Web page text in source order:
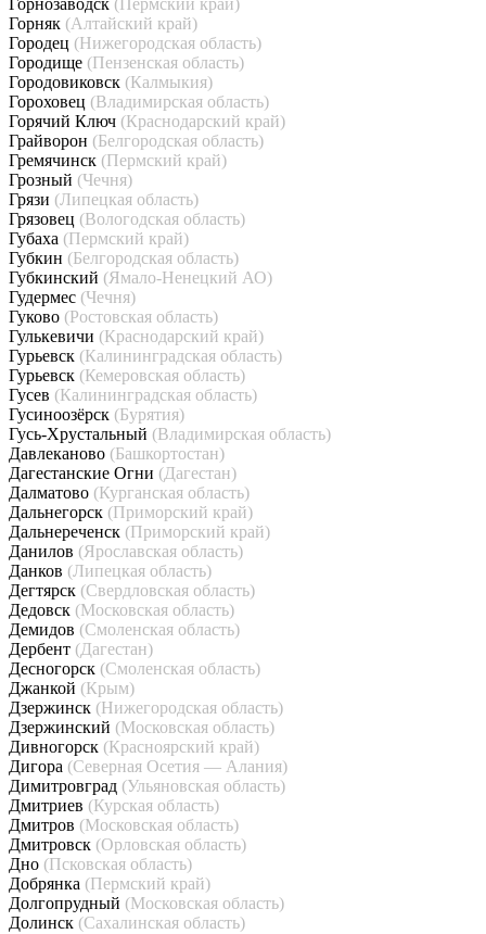
Горнозаводск (Пермский край)
Горняк (Алтайский край)
Городец (Нижегородская область)
Городище (Пензенская область)
Городовиковск (Калмыкия)
Гороховец (Владимирская область)
Горячий Ключ (Краснодарский край)
Грайворон (Белгородская область)
Гремячинск (Пермский край)
Грозный (Чечня)
Грязи (Липецкая область)
Грязовец (Вологодская область)
Губаха (Пермский край)
Губкин (Белгородская область)
Губкинский (Ямало-Ненецкий АО)
Гудермес (Чечня)
Гуково (Ростовская область)
Гулькевичи (Краснодарский край)
Гурьевск (Калининградская область)
Гурьевск (Кемеровская область)
Гусев (Калининградская область)
Гусиноозёрск (Бурятия)
Гусь-Хрустальный (Владимирская область)
Давлеканово (Башкортостан)
Дагестанские Огни (Дагестан)
Далматово (Курганская область)
Дальнегорск (Приморский край)
Дальнереченск (Приморский край)
Данилов (Ярославская область)
Данков (Липецкая область)
Дегтярск (Свердловская область)
Дедовск (Московская область)
Демидов (Смоленская область)
Дербент (Дагестан)
Десногорск (Смоленская область)
Джанкой (Крым)
Дзержинск (Нижегородская область)
Дзержинский (Московская область)
Дивногорск (Красноярский край)
Дигора (Северная Осетия — Алания)
Димитровград (Ульяновская область)
Дмитриев (Курская область)
Дмитров (Московская область)
Дмитровск (Орловская область)
Дно (Псковская область)
Добрянка (Пермский край)
Долгопрудный (Московская область)
Долинск (Сахалинская область)